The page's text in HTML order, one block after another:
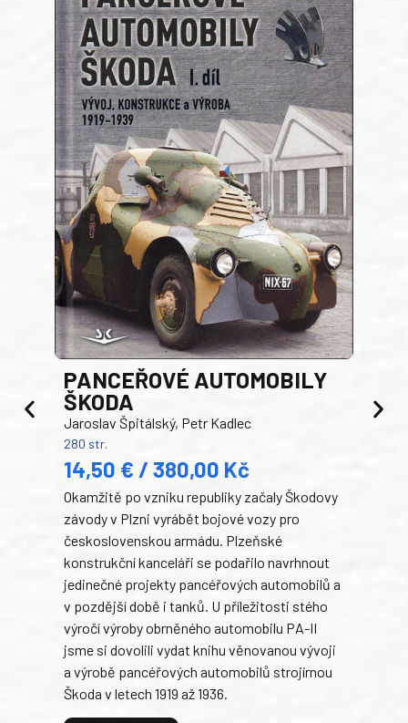
PANCEŘOVÉ AUTOMOBILY
ŠKODA
Jaroslav Špitálský, Petr Kadlec
280 str.
14,50 € / 380,00 Kč
Okamžitě po vzniku republiky začaly Škodovy
závody v Plzni vyrábět bojové vozy pro
československou armádu. Plzeňské
konstrukční kanceláři se podařilo navrhnout
jedinečné projekty pancéřových automobilů a
v pozdější době i tanků. U příležitosti stého
výročí výroby obrněného automobilu PA-II
jsme si dovolili vydat knihu věnovanou vývoji
a výrobě pancéřových automobilů strojírnou
Škoda v letech 1919 až 1936.